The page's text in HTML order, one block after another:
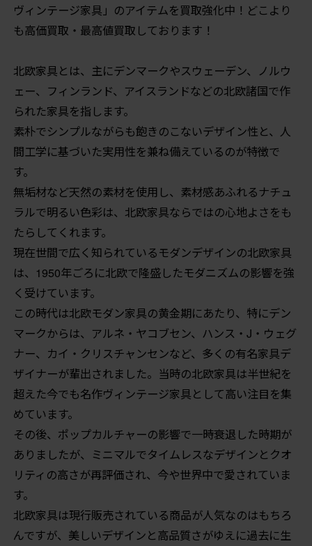
ヴィンテージ家具」のアイテムを買取強化中！どこより
も高価買取・最高値買取しております！
北欧家具とは、主にデンマークやスウェーデン、ノルウ
ェー、フィンランド、アイスランドなどの北欧諸国で作
られた家具を指します。
素朴でシンプルながらも飽きのこないデザイン性と、人
間工学に基づいた実用性を兼ね備えているのが特徴で
す。
無垢材など天然の素材を使用し、素材感あふれるナチュ
ラルで明るい色彩は、北欧家具ならではの心地よさをも
たらしてくれます。
現在世間で広く知られているモダンデザインの北欧家具
は、1950年ごろに北欧で隆盛したモダニズムの影響を強
く受けています。
この時代は北欧モダン家具の黄金期にあたり、特にデン
マークからは、アルネ・ヤコブセン、ハンス・J・ウェグ
ナー、カイ・クリスチャンセンなど、多くの有名家具デ
ザイナーが輩出されました。当時の北欧家具は半世紀を
超えた今でも名作ヴィンテージ家具として高い注目を集
めています。
その後、ポップカルチャーの影響で一時衰退した時期が
ありましたが、ミニマルでタイムレスなデザインとクオ
リティの高さが再評価され、今や世界中で愛されていま
す。
北欧家具は現行販売されている商品が人気なのはもちろ
んですが、美しいデザインと高品質さがゆえに過去に生